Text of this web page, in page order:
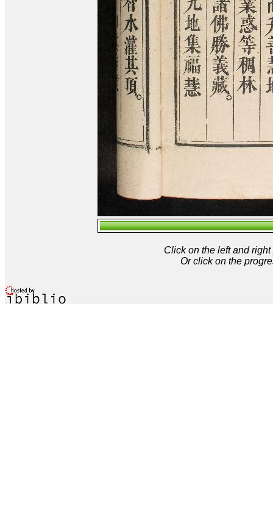
Click on the left and
Or click on the